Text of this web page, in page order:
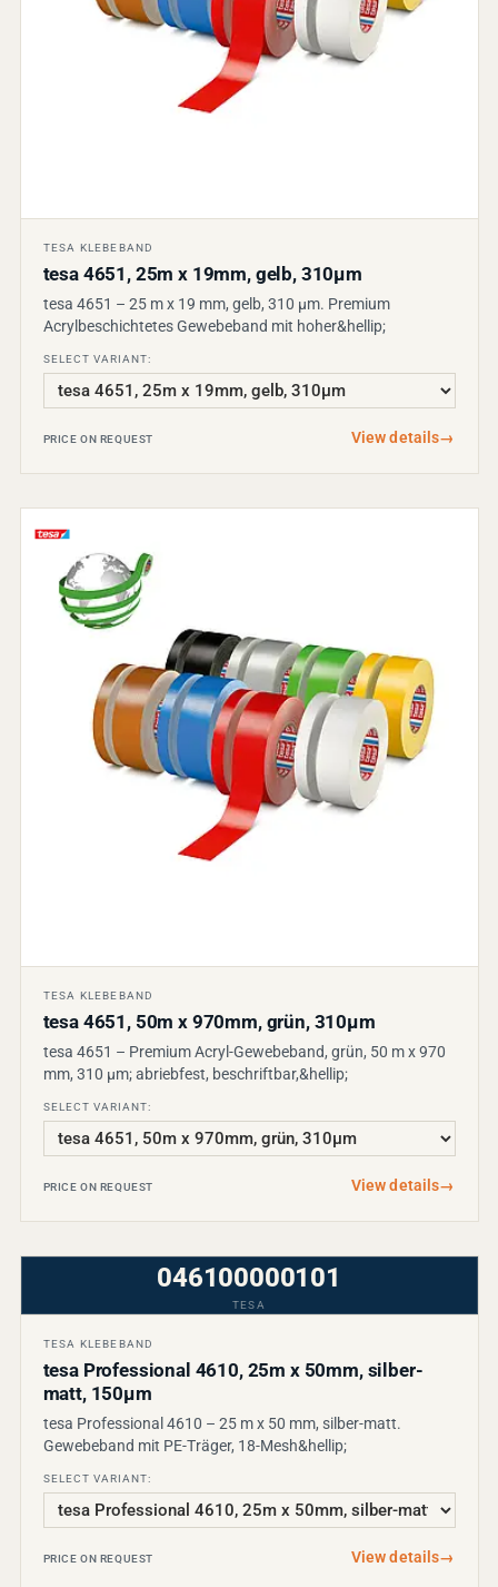
TESA KLEBEBAND
tesa 4651, 25m x 19mm, gelb, 310µm
tesa 4651 – 25 m x 19 mm, gelb, 310 µm. Premium
Acrylbeschichtetes Gewebeband mit hoher&hellip;
SELECT VARIANT:
PRICE ON REQUEST View details→
TESA KLEBEBAND
tesa 4651, 50m x 970mm, grün, 310µm
tesa 4651 – Premium Acryl-Gewebeband, grün, 50 m x 970
mm, 310 µm; abriebfest, beschriftbar,&hellip;
SELECT VARIANT:
PRICE ON REQUEST View details→
046100000101
TESA
TESA KLEBEBAND
tesa Professional 4610, 25m x 50mm, silber-
matt, 150µm
tesa Professional 4610 – 25 m x 50 mm, silber-matt.
Gewebeband mit PE-Träger, 18-Mesh&hellip;
SELECT VARIANT:
PRICE ON REQUEST View details→